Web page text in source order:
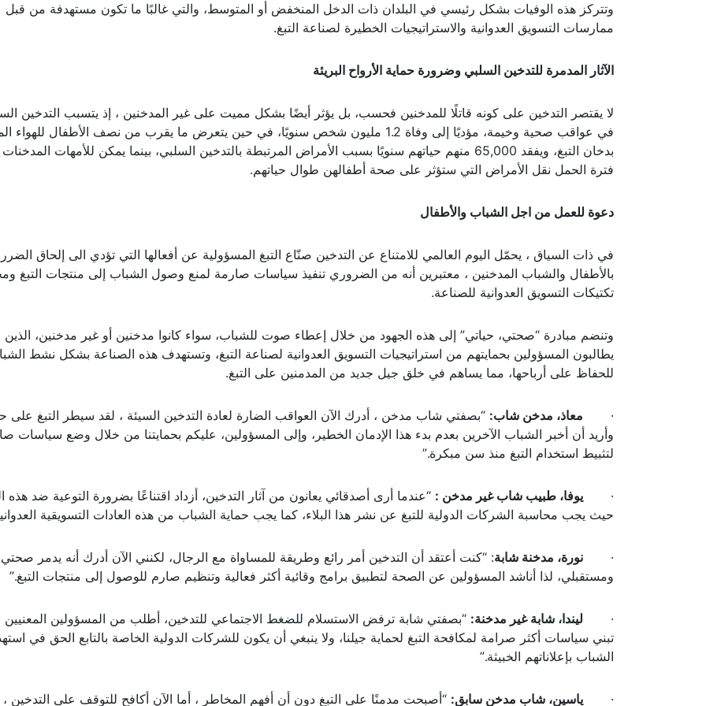
وتتركز هذه الوفيات بشكل رئيسي في البلدان ذات الدخل المنخفض أو المتوسط، والتي غالبًا ما تكون مستهدفة من قبل
ممارسات التسويق العدوانية والاستراتيجيات الخطيرة لصناعة التبغ.
الآثار المدمرة للتدخين السلبي وضرورة حماية الأرواح البريئة
لا يقتصر التدخين على كونه قاتلًا للمدخنين فحسب، بل يؤثر أيضًا بشكل مميت على غير المدخنين ، إذ يتسبب التدخين
في عواقب صحية وخيمة، مؤديًا إلى وفاة 1.2 مليون شخص سنويًا، في حين يتعرض ما يقرب من نصف الأطفال للهواء
بدخان التبغ، ويفقد 65,000 منهم حياتهم سنويًا بسبب الأمراض المرتبطة بالتدخين السلبي، بينما يمكن للأمهات المدخنات
فترة الحمل نقل الأمراض التي ستؤثر على صحة أطفالهن طوال حياتهم.
دعوة للعمل من اجل الشباب والأطفال
في ذات السياق ، يحمّل اليوم العالمي للامتناع عن التدخين صنّاع التبغ المسؤولية عن أفعالها التي تؤدي الى إلحاق الضرر
بالأطفال والشباب المدخنين ، معتبرين أنه من الضروري تنفيذ سياسات صارمة لمنع وصول الشباب إلى منتجات التبغ
تكتيكات التسويق العدوانية للصناعة.
وتنضم مبادرة “صحتي، حياتي” إلى هذه الجهود من خلال إعطاء صوت للشباب، سواء كانوا مدخنين أو غير مدخنين، الذين
يطالبون المسؤولين بحمايتهم من استراتيجيات التسويق العدوانية لصناعة التبغ، وتستهدف هذه الصناعة بشكل نشط
للحفاظ على أرباحها، مما يساهم في خلق جيل جديد من المدمنين على التبغ.
· معاذ، مدخن شاب: “بصفتي شاب مدخن ، أدرك الآن العواقب الضارة لعادة التدخين السيئة ، لقد سيطر التبغ على
وأريد أن أخبر الشباب الآخرين بعدم بدء هذا الإدمان الخطير، وإلى المسؤولين، عليكم بحمايتنا من خلال وضع سياسات
لتثبيط استخدام التبغ منذ سن مبكرة.”
· يوفا، طبيب شاب غير مدخن : “عندما أرى أصدقائي يعانون من آثار التدخين، أزداد اقتناعًا بضرورة التوعية ضد هذه
حيث يجب محاسبة الشركات الدولية للتبغ عن نشر هذا البلاء، كما يجب حماية الشباب من هذه العادات التسويقية
· نورة، مدخنة شابة: “كنت أعتقد أن التدخين أمر رائع وطريقة للمساواة مع الرجال، لكنني الآن أدرك أنه يدمر صحتي
ومستقبلي، لذا أناشد المسؤولين عن الصحة لتطبيق برامج وقائية أكثر فعالية وتنظيم صارم للوصول إلى منتجات التبغ.”
· ليندا، شابة غير مدخنة: “بصفتي شابة ترفض الاستسلام للضغط الاجتماعي للتدخين، أطلب من المسؤولين المعنيين
تبني سياسات أكثر صرامة لمكافحة التبغ لحماية جيلنا، ولا ينبغي أن يكون للشركات الدولية الخاصة بالتابع الحق في
الشباب بإعلاناتهم الخبيثة.”
· ياسين، شاب مدخن سابق: “أصبحت مدمنًا على التبغ دون أن أفهم المخاطر ، أما الآن أكافح للتوقف على التدخين ،